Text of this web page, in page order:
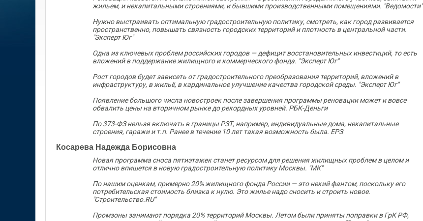
жильем, и некапитальными строениями, и бывшими производственными помещениями. "Ведомости"
Нужно выстраивать оптимальную градостроительную политику, смотреть, как город развивается
пространственно, повышать связность городских территорий и плотность в центральной части.
"Эксперт Юг"
Одна из ключевых проблем российских городов — дефицит восстановительных инвестиций, то есть
вложений в поддержание жилищного и коммерческого фонда. "Эксперт Юг"
Рост городов будет зависеть от градостроительного преобразования территорий, вложений в
инфраструктуру, в жильё, в кардинальное улучшение качества городской среды. "Эксперт Юг"
Появление большого числа новостроек после завершения программы реновации может и вовсе
обвалить цены на вторичном рынке до рекордных уровней. РБК-Деньги
По 373-ФЗ нельзя включать в границы РЗТ, например, индивидуальные дома, некапитальные
строения, гаражи и т.п. Ранее в течение 10 лет такая возможность была. ЕРЗ
Косарева Надежда Борисовна
Новая программа сноса пятиэтажек станет ресурсом для решения жилищных проблем в целом и
отлично впишется в новую градостроительную политику Москвы. "МК"
По нашим оценкам, примерно 20% жилищного фонда России — это некий фантом, поскольку его
потребительская стоимость близка к нулю. Это жилье надо сносить и строить новое.
"Строительство.RU"
Промзоны занимают порядка 20% территорий Москвы. Летом были приняты поправки в ГрК РФ,